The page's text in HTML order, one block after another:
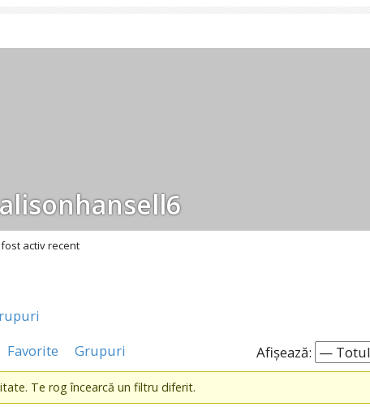
activ recent
Favorite Grupuri Afișează:
Te rog încearcă un filtru diferit.